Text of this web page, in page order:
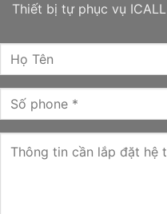
Thiết bị tự phục vụ ICALL